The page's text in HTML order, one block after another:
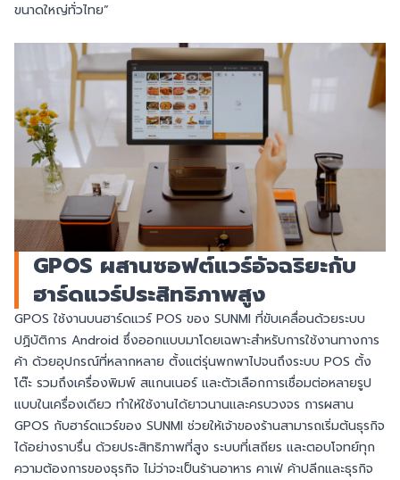
ขนาดใหญ่ทั่วไทย”
GPOS ผสานซอฟต์แวร์อัจฉริยะกับ
ฮาร์ดแวร์ประสิทธิภาพสูง
GPOS ใช้งานบนฮาร์ดแวร์ POS ของ SUNMI ที่ขับเคลื่อนด้วยระบบ
ปฏิบัติการ Android ซึ่งออกแบบมาโดยเฉพาะสำหรับการใช้งานทางการ
ค้า ด้วยอุปกรณ์ที่หลากหลาย ตั้งแต่รุ่นพกพาไปจนถึงระบบ POS ตั้ง
โต๊ะ รวมถึงเครื่องพิมพ์ สแกนเนอร์ และตัวเลือกการเชื่อมต่อหลายรูป
แบบในเครื่องเดียว ทำให้ใช้งานได้ยาวนานและครบวงจร การผสาน
GPOS กับฮาร์ดแวร์ของ SUNMI ช่วยให้เจ้าของร้านสามารถเริ่มต้นธุรกิจ
ได้อย่างราบรื่น ด้วยประสิทธิภาพที่สูง ระบบที่เสถียร และตอบโจทย์ทุก
ความต้องการของธุรกิจ ไม่ว่าจะเป็นร้านอาหาร คาเฟ่ ค้าปลีกและธุรกิจ